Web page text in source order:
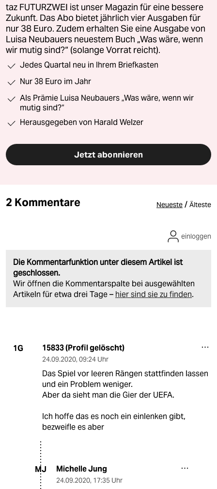
taz FUTURZWEI ist unser Magazin für eine bessere
Zukunft. Das Abo bietet jährlich vier Ausgaben für
nur 38 Euro. Zudem erhalten Sie eine Ausgabe von
Luisa Neubauers neuestem Buch „Was wäre, wenn
wir mutig sind?“ (solange Vorrat reicht).
Jedes Quartal neu in Ihrem Briefkasten
Nur 38 Euro im Jahr
Als Prämie Luisa Neubauers „Was wäre, wenn wir
mutig sind?“
Herausgegeben von Harald Welzer
Jetzt abonnieren
2 Kommentare Neueste / Älteste
Die Kommentarfunktion unter diesem Artikel ist
geschlossen.
Wir öffnen die Kommentarspalte bei ausgewählten
Artikeln für etwa drei Tage – hier sind sie zu finden.
einloggen
1G 15833 (Profil gelöscht)
24.09.2020, 09:24 Uhr
Das Spiel vor leeren Rängen stattfinden lassen
und ein Problem weniger.
Aber da sieht man die Gier der UEFA.
Ich hoffe das es noch ein einlenken gibt,
bezweifle es aber
MJ Michelle Jung
24.09.2020, 17:35 Uhr